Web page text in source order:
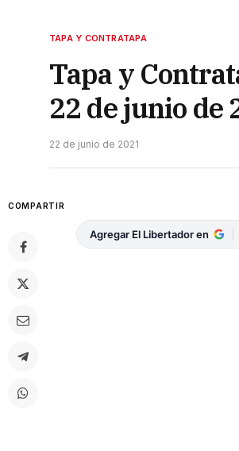
TAPA Y CONTRATAPA
Tapa y
22 de junio de
22 de junio de 2021
COMPARTIR
Agregar El Libertador en